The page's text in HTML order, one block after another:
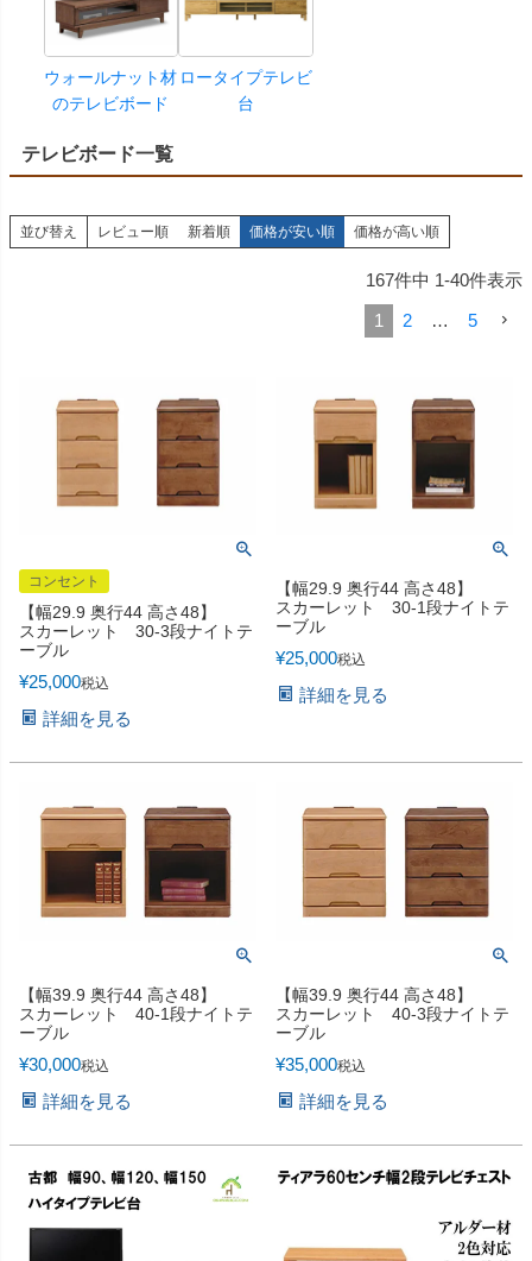
ウォールナット材
のテレビボード
ロータイプテレビ
台
テレビボード一覧
並び替え レビュー順 新着順 価格が安い順 価格が高い順
167件中 1-40件表示
1
2 … 5
コンセント
【幅29.9 奥行44 高さ48】
スカーレット 30-3段ナイトテ
ーブル
¥25,000税込
詳細を見る
【幅29.9 奥行44 高さ48】
スカーレット 30-1段ナイトテ
ーブル
¥25,000税込
詳細を見る
【幅39.9 奥行44 高さ48】
スカーレット 40-1段ナイトテ
ーブル
¥30,000税込
詳細を見る
【幅39.9 奥行44 高さ48】
スカーレット 40-3段ナイトテ
ーブル
¥35,000税込
詳細を見る